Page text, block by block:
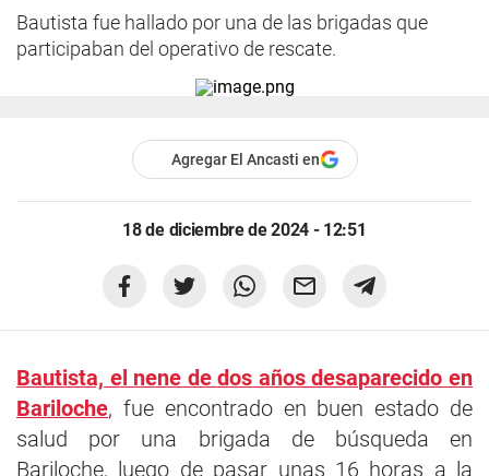
Bautista fue hallado por una de las brigadas que
participaban del operativo de rescate.
Agregar El Ancasti en
18 de diciembre de 2024 - 12:51
Bautista, el nene de dos años desaparecido en
Bariloche, fue encontrado en buen estado de
salud por una brigada de búsqueda en
Bariloche, luego de pasar unas 16 horas a la